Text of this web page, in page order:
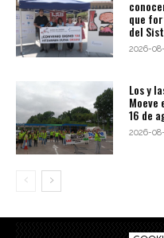
que
del
2026-
Los y
Moeve
16 de
2026-